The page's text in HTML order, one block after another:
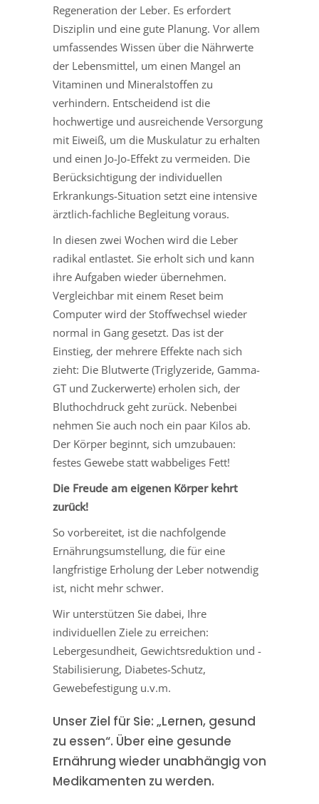
Regeneration der Leber. Es erfordert
Disziplin und eine gute Planung. Vor allem
umfassendes Wissen über die Nährwerte
der Lebensmittel, um einen Mangel an
Vitaminen und Mineralstoffen zu
verhindern. Entscheidend ist die
hochwertige und ausreichende Versorgung
mit Eiweiß, um die Muskulatur zu erhalten
und einen Jo-Jo-Effekt zu vermeiden. Die
Berücksichtigung der individuellen
Erkrankungs-Situation setzt eine intensive
ärztlich-fachliche Begleitung voraus.
In diesen zwei Wochen wird die Leber
radikal entlastet. Sie erholt sich und kann
ihre Aufgaben wieder übernehmen.
Vergleichbar mit einem Reset beim
Computer wird der Stoffwechsel wieder
normal in Gang gesetzt. Das ist der
Einstieg, der mehrere Effekte nach sich
zieht: Die Blutwerte (Triglyzeride, Gamma-
GT und Zuckerwerte) erholen sich, der
Bluthochdruck geht zurück. Nebenbei
nehmen Sie auch noch ein paar Kilos ab.
Der Körper beginnt, sich umzubauen:
festes Gewebe statt wabbeliges Fett!
Die Freude am eigenen Körper kehrt
zurück!
So vorbereitet, ist die nachfolgende
Ernährungsumstellung, die für eine
langfristige Erholung der Leber notwendig
ist, nicht mehr schwer.
Wir unterstützen Sie dabei, Ihre
individuellen Ziele zu erreichen:
Lebergesundheit, Gewichtsreduktion und -
Stabilisierung, Diabetes-Schutz,
Gewebefestigung u.v.m.
Unser Ziel für Sie: „Lernen, gesund
zu essen“. Über eine gesunde
Ernährung wieder unabhängig von
Medikamenten zu werden.